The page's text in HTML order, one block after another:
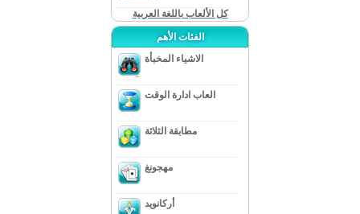
كل الألعاب باللغة العربية
الفئات الأهم
الاشياء المخبأة
العاب ادارة الوقت
مطابقة الثلاثة
مهجونغ
أركانويد